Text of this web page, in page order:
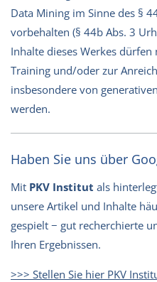
Data Mining im Sinne des §
vorbehalten (§ 44b Abs. 3
Inhalte dieses Werkes
Training und/oder zur
insbesondere von
werden.
Haben Sie uns über
Mit PKV Institut als
unsere Artikel und Inhalte
gespielt − gut recherchierte
Ihren Ergebnissen.
>>> Stellen Sie hier PKV